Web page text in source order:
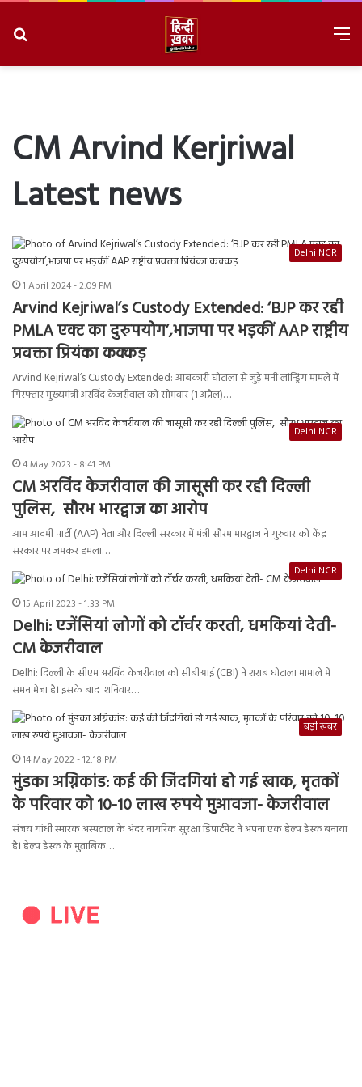
CM Arvind Kerjriwal
Latest news
Delhi NCR
1 April 2024 - 2:09 PM
Arvind Kejriwal’s Custody Extended: ‘BJP कर रही
PMLA एक्ट का दुरुपयोग’,भाजपा पर भड़कीं AAP राष्ट्रीय
प्रवक्ता प्रियंका कक्कड़
Arvind Kejriwal’s Custody Extended: आबकारी घोटाला से जुड़े मनी लांन्ड्रिंग मामले में
गिरफ्तार मुख्यमंत्री अरविंद केजरीवाल को सोमवार (1 अप्रैल)…
Delhi NCR
4 May 2023 - 8:41 PM
CM अरविंद केजरीवाल की जासूसी कर रही दिल्ली
पुलिस, सौरभ भारद्वाज का आरोप
आम आदमी पार्टी (AAP) नेता और दिल्ली सरकार में मंत्री सौरभ भारद्वाज ने गुरुवार को केंद्र
सरकार पर जमकर हमला…
Delhi NCR
15 April 2023 - 1:33 PM
Delhi: एजेंसियां लोगों को टॉर्चर करती, धमकियां देती-
CM केजरीवाल
Delhi: दिल्ली के सीएम अरविंद केजरीवाल को सीबीआई (CBI) ने शराब घोटाला मामाले में
समन भेजा है। इसके बाद शनिवार…
बड़ी ख़बर
14 May 2022 - 12:18 PM
मुंडका अग्निकांड: कई की जिंदगियां हो गई खाक, मृतकों
के परिवार को 10-10 लाख रुपये मुआवजा- केजरीवाल
संजय गांधी स्मारक अस्पताल के अंदर नागरिक सुरक्षा डिपार्टमेंट ने अपना एक हेल्प डेस्क बनाया
है। हेल्प डेस्क के मुताबिक…